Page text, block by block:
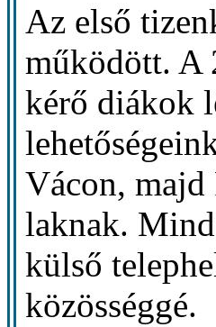
Az első
működött. A
kérő diákok
Vácon,
laknak.
külső
közösséggé.